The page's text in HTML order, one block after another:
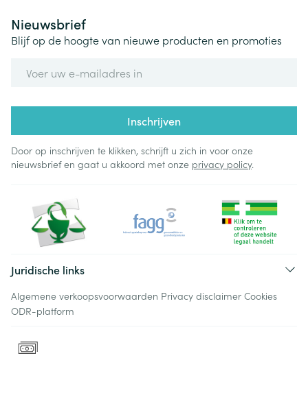
Nieuwsbrief
Blijf op de hoogte van nieuwe producten en promoties
Inschrijven
Door op inschrijven te klikken, schrijft u zich in voor onze
nieuwsbrief en gaat u akkoord met onze privacy policy.
Juridische links
Algemene verkoopsvoorwaarden Privacy disclaimer Cookies
ODR-platform